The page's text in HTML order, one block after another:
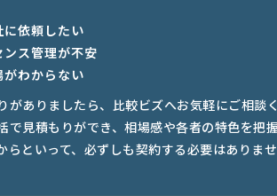
依頼したい
ス管理が不安
わからない
がありましたら、比較ビズへお気軽にご相談
で見積もりができ、相場感や各者の特色を把
らといって、必ずしも契約する必要はありま